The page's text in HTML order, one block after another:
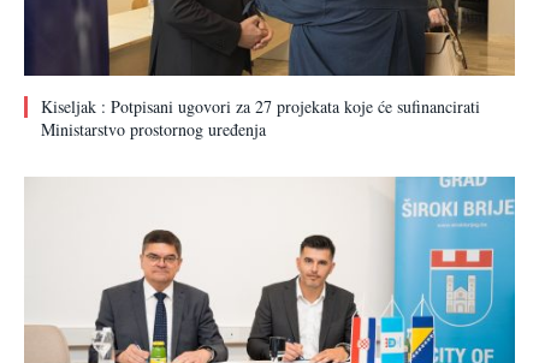
Kiseljak : Potpisani ugovori za 27 projekata koje će sufinancirati
Ministarstvo prostornog uređenja